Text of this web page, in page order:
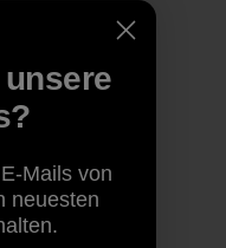
Mails von
neuesten